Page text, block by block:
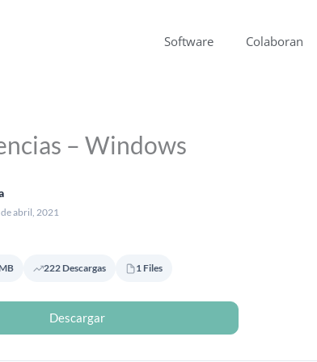
Software Colaboran
– Windows
abril, 2021
222 Descargas 1 Files
Descargar